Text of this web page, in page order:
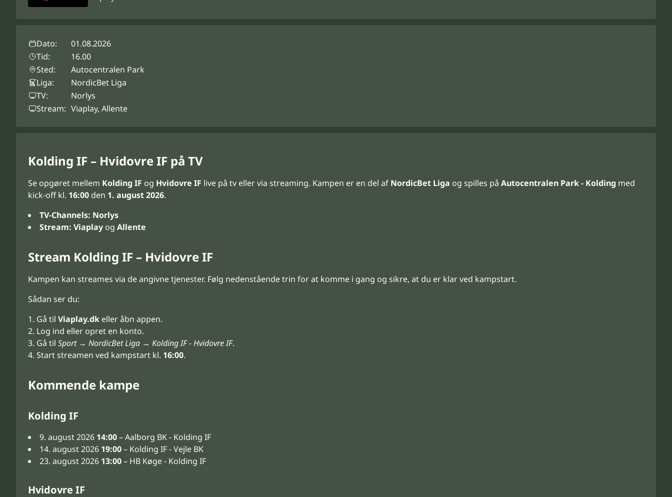
Dato:
01.08.2026
Tid:
16.00
Sted:
Autocentralen Park
Liga:
NordicBet Liga
TV:
Norlys
Stream: Viaplay, Allente
Kolding IF – Hvidovre IF på TV
Se opgøret mellem Kolding IF og Hvidovre IF live på tv eller via streaming. Kampen er en del af NordicBet Liga og spilles på Autocentralen Park - Kolding med
kick-off kl. 16:00 den 1. august 2026.
TV-Channels: Norlys
Stream: Viaplay og Allente
Stream Kolding IF – Hvidovre IF
Kampen kan streames via de angivne tjenester. Følg nedenstående trin for at komme i gang og sikre, at du er klar ved kampstart.
Sådan ser du:
Gå til Viaplay.dk eller åbn appen.
Log ind eller opret en konto.
Gå til Sport → NordicBet Liga → Kolding IF - Hvidovre IF.
Start streamen ved kampstart kl. 16:00.
Kommende kampe
Kolding IF
9. august 2026 14:00– Aalborg BK - Kolding IF
14. august 2026 19:00– Kolding IF - Vejle BK
23. august 2026 13:00– HB Køge - Kolding IF
Hvidovre IF